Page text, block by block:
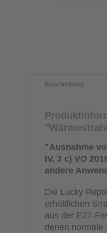
Beschreibung
"Ausnahme
IV, 3 c) VO
andere
Die Lucky
erhältlichen
aus der E27-
denen normale